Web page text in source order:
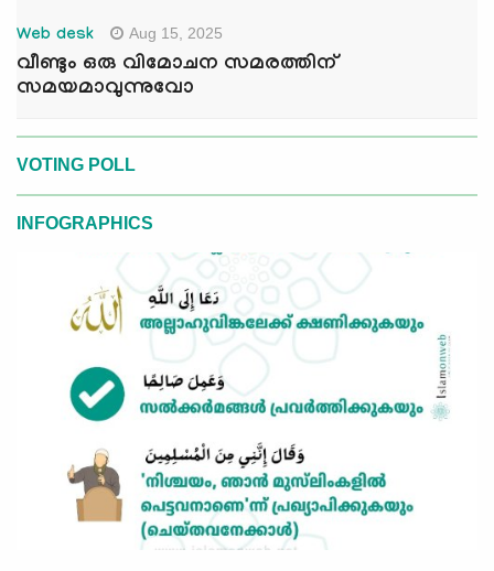
Web desk Aug 15, 2025
വീണ്ടും ഒരു വിമോചന സമരത്തിന്
സമയമാവുന്നുവോ
VOTING POLL
INFOGRAPHICS